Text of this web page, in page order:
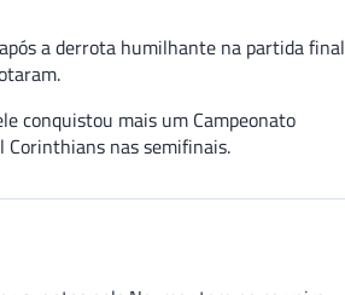
a derrota humilhante na partida final
conquistou mais um Campeonato
Corinthians nas semifinais.